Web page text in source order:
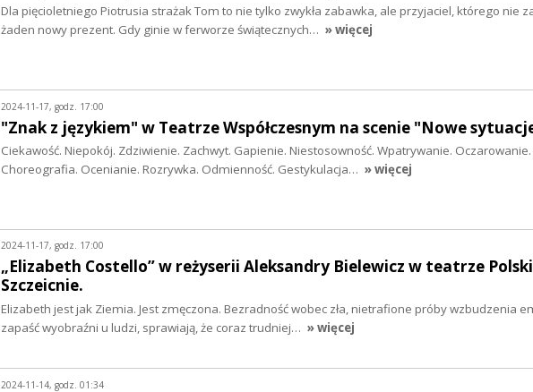
Dla pięcioletniego Piotrusia strażak Tom to nie tylko zwykła zabawka, ale przyjaciel, którego nie
żaden nowy prezent. Gdy ginie w ferworze świątecznych… » więcej
2024-11-17, godz. 17:00
"Znak z językiem" w Teatrze Współczesnym na scenie "Nowe
Ciekawość. Niepokój. Zdziwienie. Zachwyt. Gapienie. Niestosowność. Wpatrywanie. Oczarowanie.
Choreografia. Ocenianie. Rozrywka. Odmienność. Gestykulacja… » więcej
2024-11-17, godz. 17:00
„Elizabeth Costello” w reżyserii Aleksandry Bielewicz w teatrze
Szczeicnie.
Elizabeth jest jak Ziemia. Jest zmęczona. Bezradność wobec zła, nietrafione próby wzbudzenia
zapaść wyobraźni u ludzi, sprawiają, że coraz trudniej… » więcej
2024-11-14, godz. 01:34